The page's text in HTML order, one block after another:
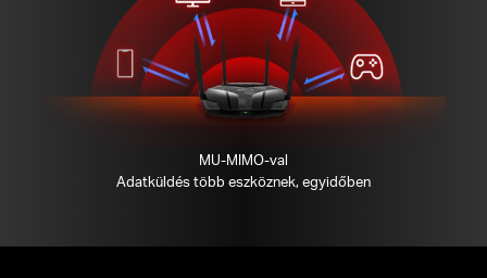
MU-MIMO-val
Adatküldés több eszköznek, egyidőben